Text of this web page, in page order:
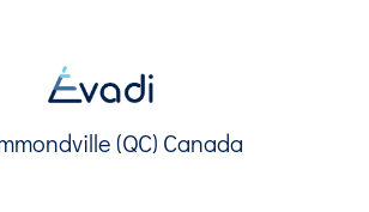
(QC) Canada